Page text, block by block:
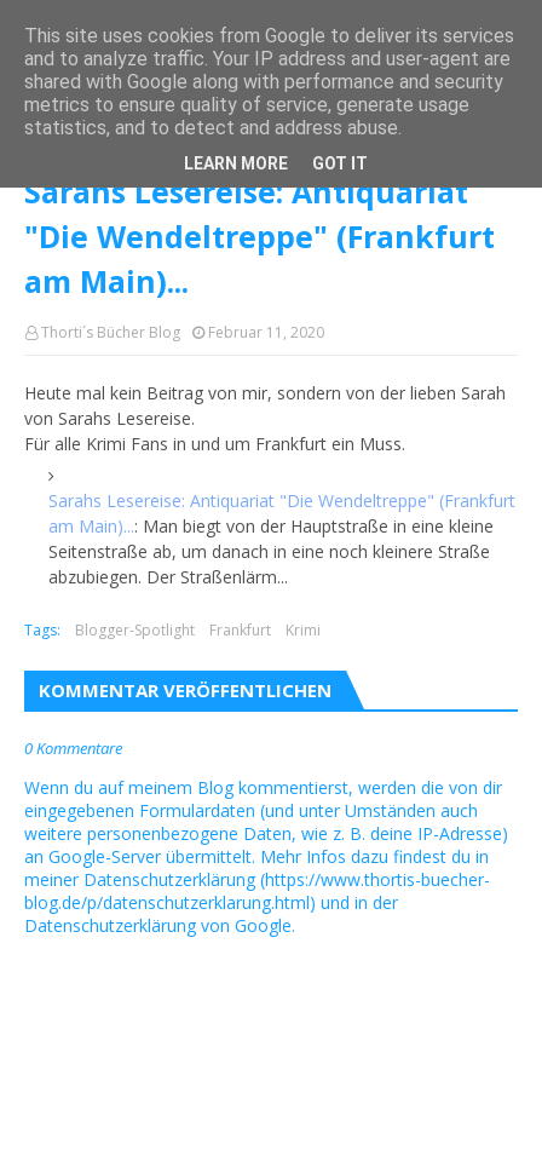
Startseite Krimi
Sarahs Lesereise: Antiquariat "Die Wendeltreppe"
(Frankfurt am Main)...
Sarahs Lesereise: Antiquariat
"Die Wendeltreppe" (Frankfurt
am Main)...
Thorti´s Bücher Blog Februar 11, 2020
Heute mal kein Beitrag von mir, sondern von der lieben Sarah
von Sarahs Lesereise.
Für alle Krimi Fans in und um Frankfurt ein Muss.
Sarahs Lesereise: Antiquariat "Die Wendeltreppe" (Frankfurt
am Main)...: Man biegt von der Hauptstraße in eine kleine
Seitenstraße ab, um danach in eine noch kleinere Straße
abzubiegen. Der Straßenlärm...
Tags: Blogger-Spotlight Frankfurt Krimi
KOMMENTAR VERÖFFENTLICHEN
0 Kommentare
Wenn du auf meinem Blog kommentierst, werden die von dir
eingegebenen Formulardaten (und unter Umständen auch
weitere personenbezogene Daten, wie z. B. deine IP-Adresse)
an Google-Server übermittelt. Mehr Infos dazu findest du in
meiner Datenschutzerklärung (https://www.thortis-buecher-
blog.de/p/datenschutzerklarung.html) und in der
Datenschutzerklärung von Google.
This site uses cookies from Google to deliver its services
and to analyze traffic. Your IP address and user-agent are
shared with Google along with performance and security
metrics to ensure quality of service, generate usage
statistics, and to detect and address abuse.
LEARN MORE GOT IT